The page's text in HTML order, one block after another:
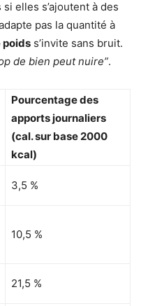
elles s’ajoutent à des
pas la quantité à
poids s’invite sans bruit.
de bien peut nuire”.
Pourcentage des
apports journaliers
(cal. sur base 2000
kcal)
3,5 %
10,5 %
21,5 %